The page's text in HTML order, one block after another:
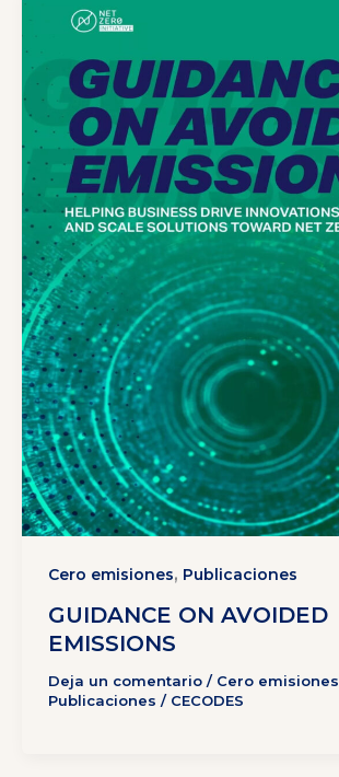
Cero emisiones, Publicaciones
GUIDANCE ON AVOIDED
EMISSIONS
Deja un comentario / Cero emisiones
Publicaciones / CECODES